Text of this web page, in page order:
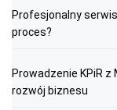
Profesjonalny
proces?
Prowadzenie KPiR z
rozwój biznesu